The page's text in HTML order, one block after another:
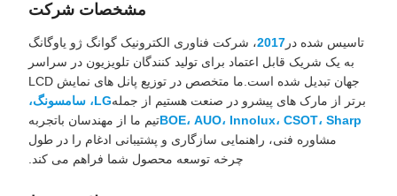
مشخصات شرکت
تاسیس شده در2017، شرکت فناوری الکترونیک گوانگ ژو یاوگانگ
به یک شریک قابل اعتماد برای تولید کنندگان تلویزیون در سراسر
جهان تبدیل شده است.ما متخصص در توزیع پانل های نمایش LCD
برتر از مارک های پیشرو در صنعت هستیم از جمله
LG، سامسونگ،
BOE، AUO، Innolux، CSOT، Sharpتیم ما از مهندسان باتجربه
مشاوره فنی، راهنمایی سازگاری و پشتیبانی ادغام را در طول
چرخه توسعه محصول شما فراهم می کند.